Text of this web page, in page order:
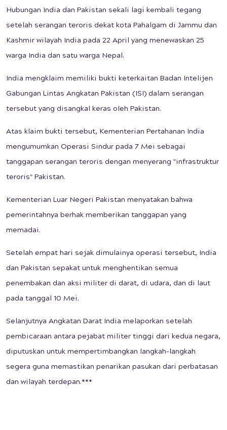
Hubungan India dan Pakistan sekali lagi kembali tegang
setelah serangan teroris dekat kota Pahalgam di Jammu dan
Kashmir wilayah India pada 22 April yang menewaskan 25
warga India dan satu warga Nepal.
India mengklaim memiliki bukti keterkaitan Badan Intelijen
Gabungan Lintas Angkatan Pakistan (ISI) dalam serangan
tersebut yang disangkal keras oleh Pakistan.
Atas klaim bukti tersebut, Kementerian Pertahanan India
mengumumkan Operasi Sindur pada 7 Mei sebagai
tanggapan serangan teroris dengan menyerang "infrastruktur
teroris" Pakistan.
Kementerian Luar Negeri Pakistan menyatakan bahwa
pemerintahnya berhak memberikan tanggapan yang
memadai.
Setelah empat hari sejak dimulainya operasi tersebut, India
dan Pakistan sepakat untuk menghentikan semua
penembakan dan aksi militer di darat, di udara, dan di laut
pada tanggal 10 Mei.
Selanjutnya Angkatan Darat India melaporkan setelah
pembicaraan antara pejabat militer tinggi dari kedua negara,
diputuskan untuk mempertimbangkan langkah-langkah
segera guna memastikan penarikan pasukan dari perbatasan
dan wilayah terdepan.***